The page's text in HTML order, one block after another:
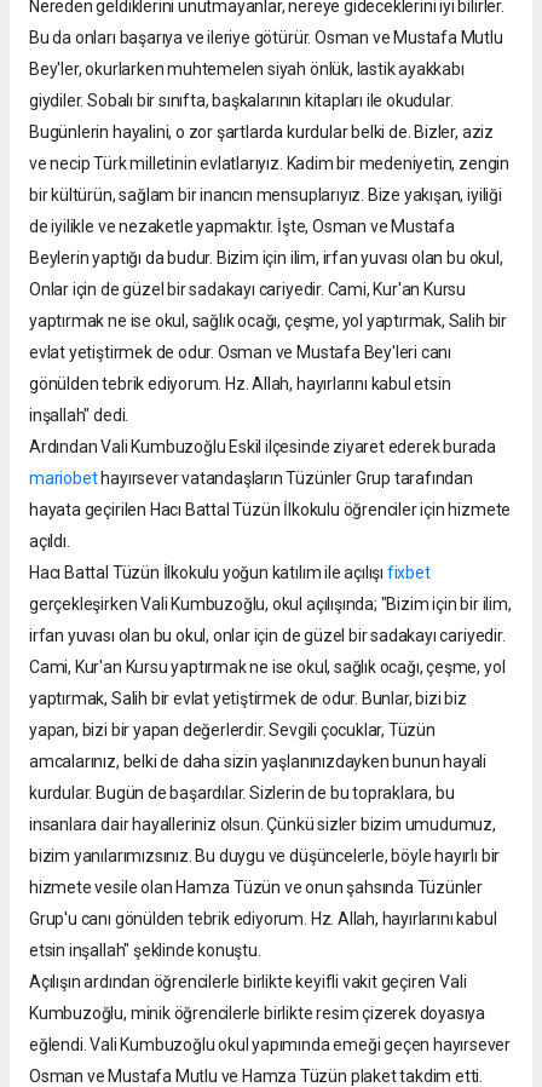
Nereden geldiklerini unutmayanlar, nereye gideceklerini iyi bilirler.
Bu da onları başarıya ve ileriye götürür. Osman ve Mustafa Mutlu
Bey'ler, okurlarken muhtemelen siyah önlük, lastik ayakkabı
giydiler. Sobalı bir sınıfta, başkalarının kitapları ile okudular.
Bugünlerin hayalini, o zor şartlarda kurdular belki de. Bizler, aziz
ve necip Türk milletinin evlatlarıyız. Kadim bir medeniyetin, zengin
bir kültürün, sağlam bir inancın mensuplarıyız. Bize yakışan, iyiliği
de iyilikle ve nezaketle yapmaktır. İşte, Osman ve Mustafa
Beylerin yaptığı da budur. Bizim için ilim, irfan yuvası olan bu okul,
Onlar için de güzel bir sadakayı cariyedir. Cami, Kur'an Kursu
yaptırmak ne ise okul, sağlık ocağı, çeşme, yol yaptırmak, Salih bir
evlat yetiştirmek de odur. Osman ve Mustafa Bey'leri canı
gönülden tebrik ediyorum. Hz. Allah, hayırlarını kabul etsin
inşallah" dedi.
Ardından Vali Kumbuzoğlu Eskil ilçesinde ziyaret ederek burada
mariobethayırsever vatandaşların Tüzünler Grup tarafından
hayata geçirilen Hacı Battal Tüzün İlkokulu öğrenciler için hizmete
açıldı.
Hacı Battal Tüzün İlkokulu yoğun katılım ile açılışı fixbet
gerçekleşirken Vali Kumbuzoğlu, okul açılışında; "Bizim için bir ilim,
irfan yuvası olan bu okul, onlar için de güzel bir sadakayı cariyedir.
Cami, Kur'an Kursu yaptırmak ne ise okul, sağlık ocağı, çeşme, yol
yaptırmak, Salih bir evlat yetiştirmek de odur. Bunlar, bizi biz
yapan, bizi bir yapan değerlerdir. Sevgili çocuklar, Tüzün
amcalarınız, belki de daha sizin yaşlanınızdayken bunun hayali
kurdular. Bugün de başardılar. Sizlerin de bu topraklara, bu
insanlara dair hayalleriniz olsun. Çünkü sizler bizim umudumuz,
bizim yanılarımızsınız. Bu duygu ve düşüncelerle, böyle hayırlı bir
hizmete vesile olan Hamza Tüzün ve onun şahsında Tüzünler
Grup'u canı gönülden tebrik ediyorum. Hz. Allah, hayırlarını kabul
etsin inşallah" şeklinde konuştu.
Açılışın ardından öğrencilerle birlikte keyifli vakit geçiren Vali
Kumbuzoğlu, minik öğrencilerle birlikte resim çizerek doyasıya
eğlendi. Vali Kumbuzoğlu okul yapımında emeği geçen hayırsever
Osman ve Mustafa Mutlu ve Hamza Tüzün plaket takdim etti.